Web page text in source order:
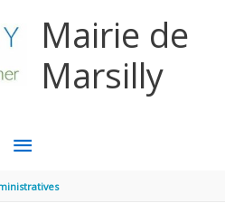
Mairie de
Marsilly
MENU
PRINCIPAL